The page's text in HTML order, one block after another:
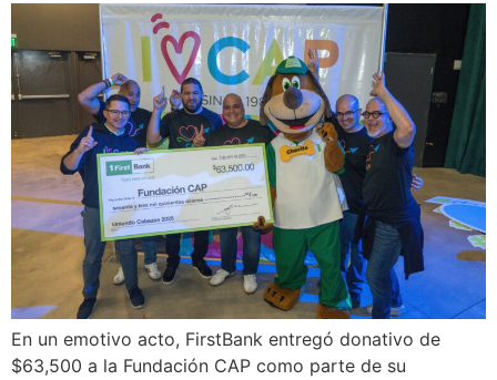
En un emotivo acto, FirstBank entregó donativo de
$63,500 a la Fundación CAP como parte de su